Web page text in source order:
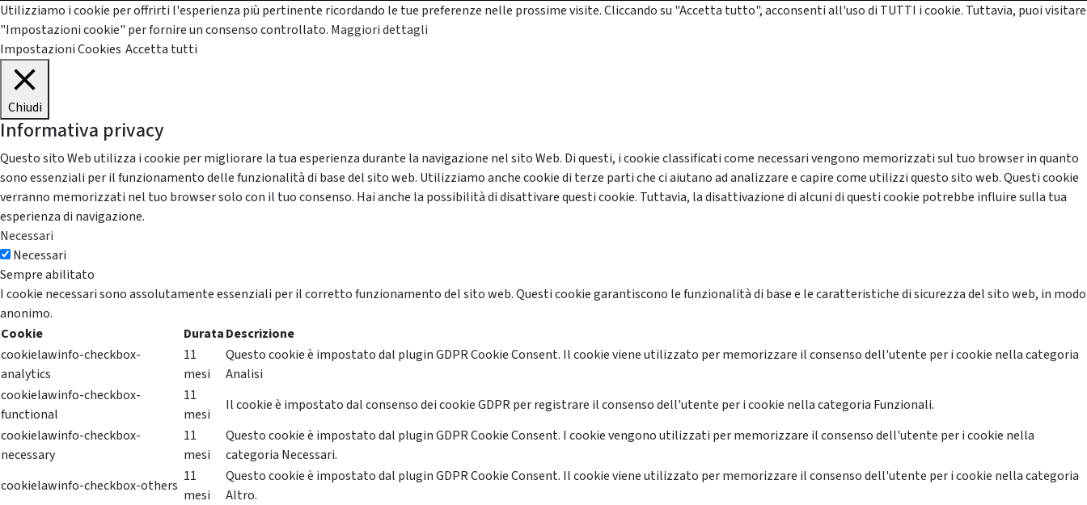
Utilizziamo i cookie per offrirti l'esperienza più pertinente ricordando le tue preferenze nelle prossime visite. Cliccando su "Accetta tutto", acconsenti all'uso di TUTTI i cookie. Tuttavia, puoi visitare
"Impostazioni cookie" per fornire un consenso controllato. Maggiori dettagli
Impostazioni Cookies Accetta tutti
Chiudi
Informativa privacy
Questo sito Web utilizza i cookie per migliorare la tua esperienza durante la navigazione nel sito Web. Di questi, i cookie classificati come necessari vengono memorizzati sul tuo browser in quanto
sono essenziali per il funzionamento delle funzionalità di base del sito web. Utilizziamo anche cookie di terze parti che ci aiutano ad analizzare e capire come utilizzi questo sito web. Questi cookie
verranno memorizzati nel tuo browser solo con il tuo consenso. Hai anche la possibilità di disattivare questi cookie. Tuttavia, la disattivazione di alcuni di questi cookie potrebbe influire sulla tua
esperienza di navigazione.
Necessari
Necessari
Sempre abilitato
I cookie necessari sono assolutamente essenziali per il corretto funzionamento del sito web. Questi cookie garantiscono le funzionalità di base e le caratteristiche di sicurezza del sito web, in modo
anonimo.
Cookie
DurataDescrizione
cookielawinfo-checkbox-
analytics
11
mesi
Questo cookie è impostato dal plugin GDPR Cookie Consent. Il cookie viene utilizzato per memorizzare il consenso dell'utente per i cookie nella categoria
Analisi
cookielawinfo-checkbox-
functional
11
mesi
Il cookie è impostato dal consenso dei cookie GDPR per registrare il consenso dell'utente per i cookie nella categoria Funzionali.
cookielawinfo-checkbox-
necessary
11
mesi
Questo cookie è impostato dal plugin GDPR Cookie Consent. I cookie vengono utilizzati per memorizzare il consenso dell'utente per i cookie nella
categoria Necessari.
cookielawinfo-checkbox-others
11
mesi
Questo cookie è impostato dal plugin GDPR Cookie Consent. Il cookie viene utilizzato per memorizzare il consenso dell'utente per i cookie nella categoria
Altro.